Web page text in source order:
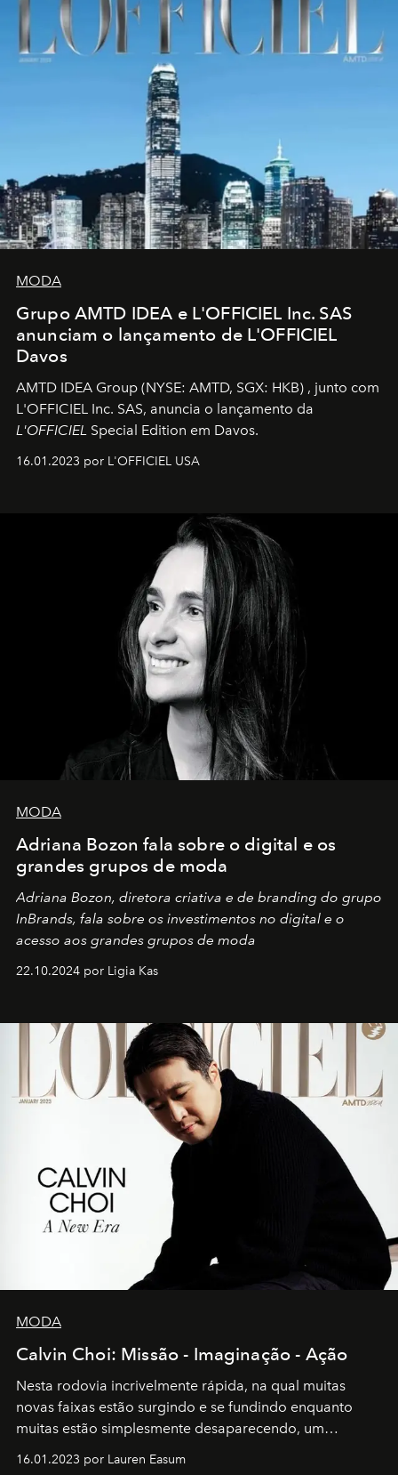
MODA
Grupo AMTD IDEA e L'OFFICIEL Inc. SAS
anunciam o lançamento de L'OFFICIEL
Davos
AMTD IDEA Group (NYSE: AMTD, SGX: HKB) , junto com
L'OFFICIEL Inc. SAS, anuncia o lançamento da
L'OFFICIEL Special Edition em Davos.
16.01.2023 por L'OFFICIEL USA
MODA
Adriana Bozon fala sobre o digital e os
grandes grupos de moda
Adriana Bozon, diretora criativa e de branding do grupo
InBrands, fala sobre os investimentos no digital e o
acesso aos grandes grupos de moda
22.10.2024 por Ligia Kas
MODA
Calvin Choi: Missão - Imaginação - Ação
Nesta rodovia incrivelmente rápida, na qual muitas
novas faixas estão surgindo e se fundindo enquanto
muitas estão simplesmente desaparecendo, um
transportador AMTD abrindo caminho para muitos
16.01.2023 por Lauren Easum